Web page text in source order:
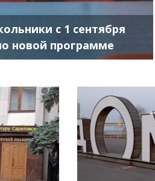
с 1 сентября
новой программе